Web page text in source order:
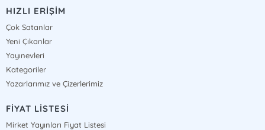
HIZLI ERİŞİM
Çok Satanlar
Yeni Çıkanlar
Yayınevleri
Kategoriler
Yazarlarımız ve Çizerlerimiz
FİYAT LİSTESİ
Mirket Yayınları Fiyat Listesi